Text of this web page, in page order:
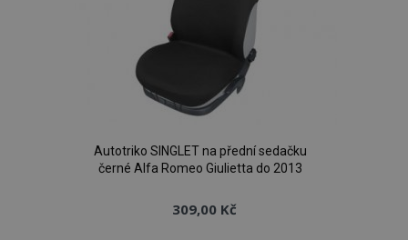
Autotriko SINGLET na přední sedačku
černé Alfa Romeo Giulietta do 2013
309,00 Kč